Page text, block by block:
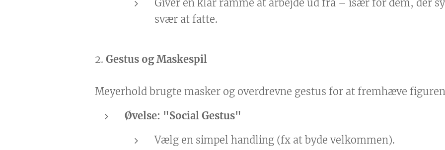
Giver en klar ramme at arbejde ud fra – især for dem, der
svær at fatte.
2. Gestus og Maskespil
Meyerhold brugte masker og overdrevne gestus for at fremhæve
Øvelse: "Social Gestus"
Vælg en simpel handling (fx at byde velkommen).